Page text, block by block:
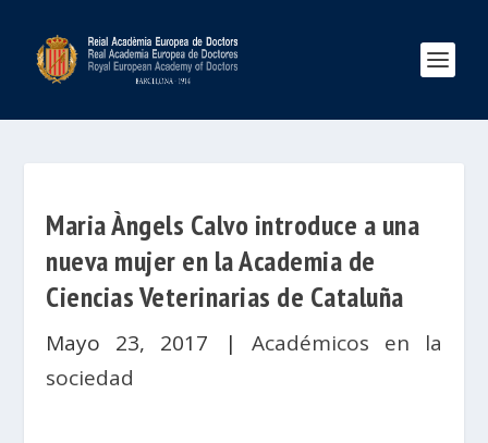
Maria Àngels Calvo introduce a una
nueva mujer en la Academia de
Ciencias Veterinarias de Cataluña
Mayo 23, 2017 | Académicos en la
sociedad